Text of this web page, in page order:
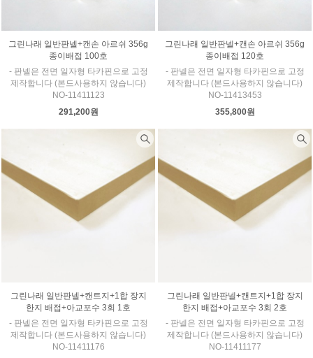
그린나래 일반판넬+캔손 아르쉬 356g
종이배접 100호
- 판넬은 전면 일자형 타카핀으로 고정
제작합니다 (본드사용하지 않습니다)
NO-11411123
291,200원
그린나래 일반판넬+캔손 아르쉬 356g
종이배접 120호
- 판넬은 전면 일자형 타카핀으로 고정
제작합니다 (본드사용하지 않습니다)
NO-11413453
355,800원
그린나래 일반판넬+캔트지+1합 장지
한지 배접+아교포수 3회 1호
- 판넬은 전면 일자형 타카핀으로 고정
제작합니다 (본드사용하지 않습니다)
NO-11411176
그린나래 일반판넬+캔트지+1합 장지
한지 배접+아교포수 3회 2호
- 판넬은 전면 일자형 타카핀으로 고정
제작합니다 (본드사용하지 않습니다)
NO-11411177